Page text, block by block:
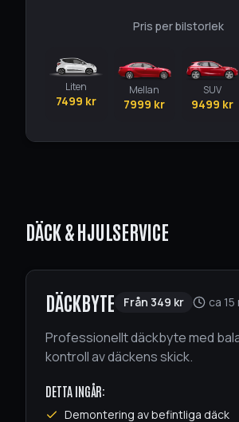
Pris per bilstorlek
Liten
7499 kr
Mellan
7999 kr
SUV
9499 kr
DÄCK & HJULSERVICE
DÄCKBYTE Från349 kr ca 15
Professionellt däckbyte med
kontroll av däckens skick.
DETTA INGÅR:
Demontering av befintliga däck